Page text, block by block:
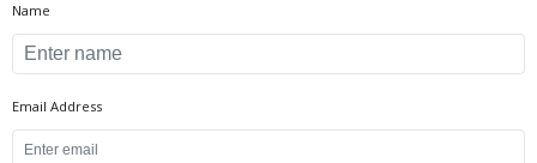
Name
Email Address